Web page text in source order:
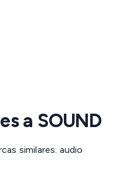
a SOUND
similares: audio